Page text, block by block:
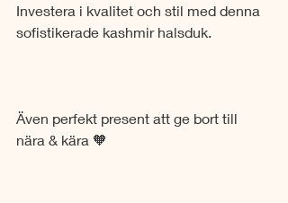
Investera i kvalitet och stil med denna
sofistikerade kashmir halsduk.
Även perfekt present att ge bort till
nära & kära 🧡